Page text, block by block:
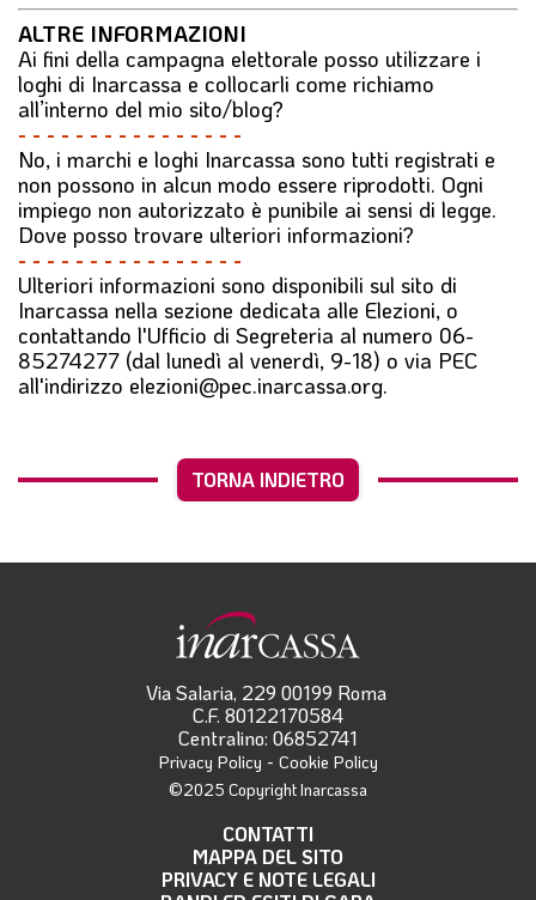
ALTRE INFORMAZIONI
Ai fini della campagna elettorale posso utilizzare i
loghi di Inarcassa e collocarli come richiamo
all’interno del mio sito/blog?
- - - - - - - - - - - - - - - -
No, i marchi e loghi Inarcassa sono tutti registrati e
non possono in alcun modo essere riprodotti. Ogni
impiego non autorizzato è punibile ai sensi di legge.
Dove posso trovare ulteriori informazioni?
- - - - - - - - - - - - - - - -
Ulteriori informazioni sono disponibili sul sito di
Inarcassa nella sezione dedicata alle Elezioni, o
contattando l'Ufficio di Segreteria al numero 06-
85274277 (dal lunedì al venerdì, 9-18) o via PEC
all'indirizzo elezioni@pec.inarcassa.org.
TORNA INDIETRO
Via Salaria, 229 00199 Roma
C.F. 80122170584
Centralino: 06852741
Privacy Policy - Cookie Policy
©2025 Copyright Inarcassa
CONTATTI
MAPPA DEL SITO
PRIVACY E NOTE LEGALI